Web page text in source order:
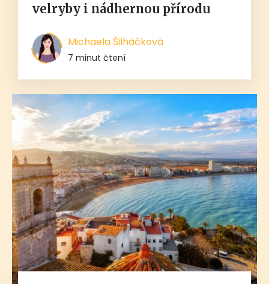
velryby i nádhernou přírodu
Michaela Šilháčková
7 minut čtení